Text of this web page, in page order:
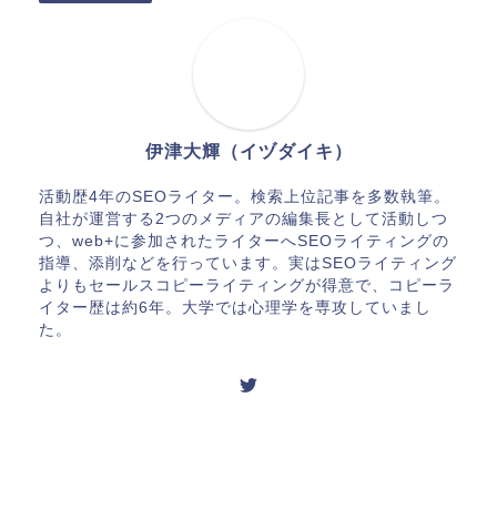
伊津大輝（イヅダイキ）
活動歴4年のSEOライター。検索上位記事を多数執筆。
自社が運営する2つのメディアの編集長として活動しつ
つ、web+に参加されたライターへSEOライティングの
指導、添削などを行っています。実はSEOライティング
よりもセールスコピーライティングが得意で、コピーラ
イター歴は約6年。大学では心理学を専攻していまし
た。